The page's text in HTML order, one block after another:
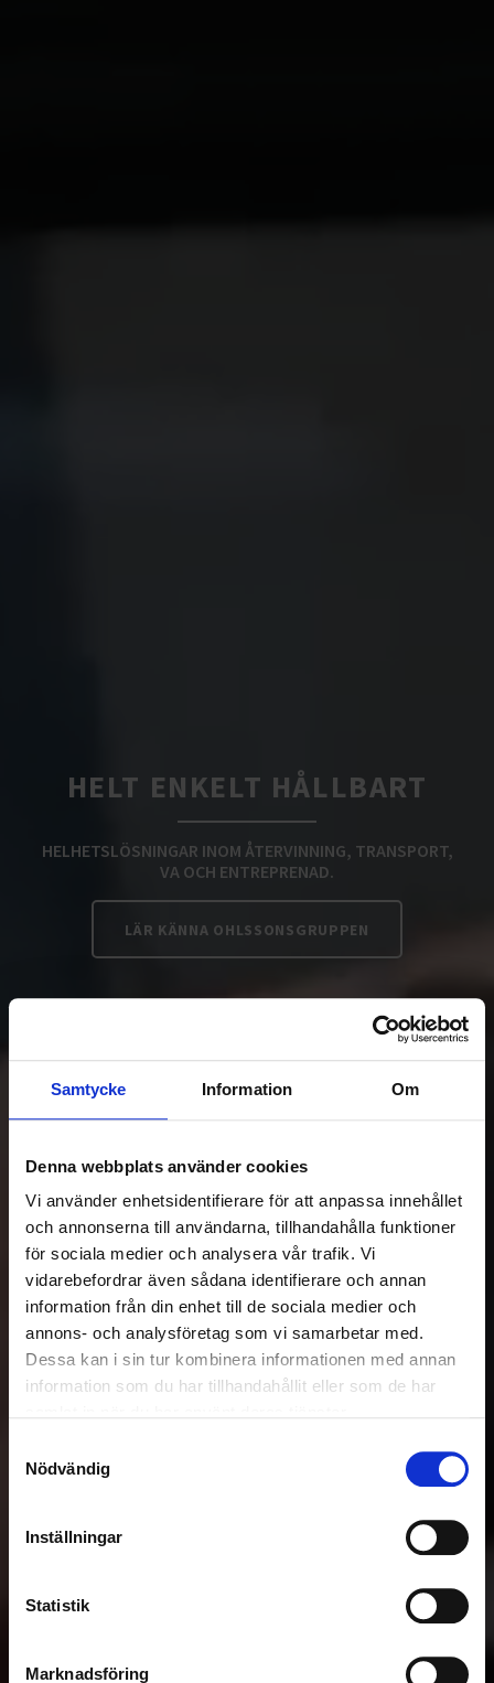
Samtycke Information Om
Denna webbplats använder cookies
Vi använder enhetsidentifierare för att anpassa innehållet
och annonserna till användarna, tillhandahålla funktioner
för sociala medier och analysera vår trafik. Vi
vidarebefordrar även sådana identifierare och annan
information från din enhet till de sociala medier och
annons- och analysföretag som vi samarbetar med.
Dessa kan i sin tur kombinera informationen med annan
information som du har tillhandahållit eller som de har
Nödvändig
Inställningar
Statistik
Marknadsföring
HELT ENKELT HÅLLBART
HELHETSLÖSNINGAR INOM ÅTERVINNING, TRANSPORT,
VA OCH ENTREPRENAD.
LÄR KÄNNA OHLSSONSGRUPPEN